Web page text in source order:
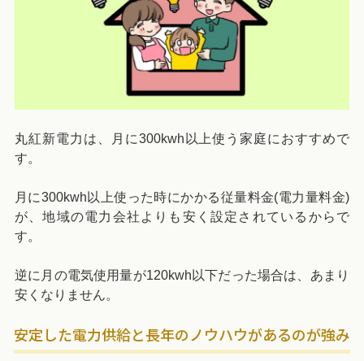
丸紅新電力は、月に300kwh以上使う家庭におすすめで
す。
月に300kwh以上使った時にかかる従量料金(電力量料金)
が、地域の電力会社よりも安く設定されているからで
す。
逆に月の電気使用量が120kwh以下だった場合は、あまり
安くなりません。
安定した電力供給と長年のノウハウがあるのが強み